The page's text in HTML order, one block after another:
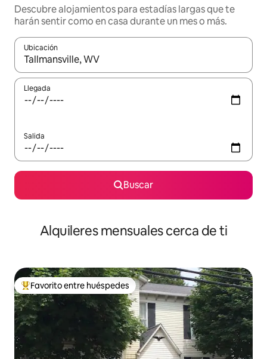
Descubre alojamientos para estadías largas que te
harán sentir como en casa durante un mes o más.
Ubicación
Cuando los resultados estén disponibles, navega con las
Llegada
Salida
Buscar
Alquileres mensuales cerca de ti
Favorito entre huéspedes preferido
Favorito entre huéspedes